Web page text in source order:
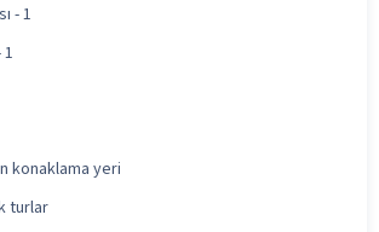
- 1
1
konaklama yeri
turlar